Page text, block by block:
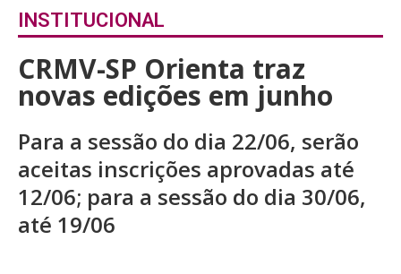
INSTITUCIONAL
CRMV-SP Orienta traz
novas edições em junho
Para a sessão do dia 22/06, serão
aceitas inscrições aprovadas até
12/06; para a sessão do dia 30/06,
até 19/06